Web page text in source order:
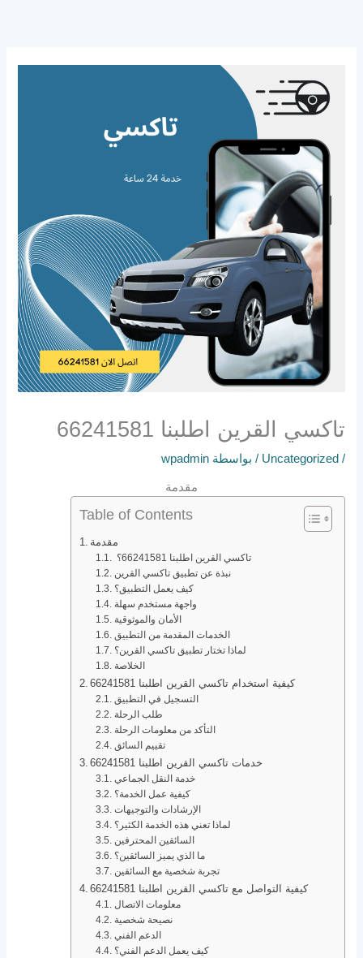
تاكسي القرين اطلبنا 66241581
/
Uncategorized / بواسطة wpadmin
مقدمة
Table of Contents
مقدمة
تاكسي القرين اطلبنا 66241581؟
نبذة عن تطبيق تاكسي القرين
كيف يعمل التطبيق؟
واجهة مستخدم سهلة
الأمان والموثوقية
الخدمات المقدمة من التطبيق
لماذا تختار تطبيق تاكسي القرين؟
الخلاصة
كيفية استخدام تاكسي القرين اطلبنا 66241581
التسجيل في التطبيق
طلب الرحلة
التأكد من معلومات الرحلة
تقييم السائق
خدمات تاكسي القرين اطلبنا 66241581
خدمة النقل الجماعي
كيفية عمل الخدمة؟
الإرشادات والتوجيهات
لماذا تعني هذه الخدمة الكثير؟
السائقين المحترفين
ما الذي يميز السائقين؟
تجربة شخصية مع السائقين
كيفية التواصل مع تاكسي القرين اطلبنا 66241581
معلومات الاتصال
نصيحة شخصية
الدعم الفني
كيف يعمل الدعم الفني؟